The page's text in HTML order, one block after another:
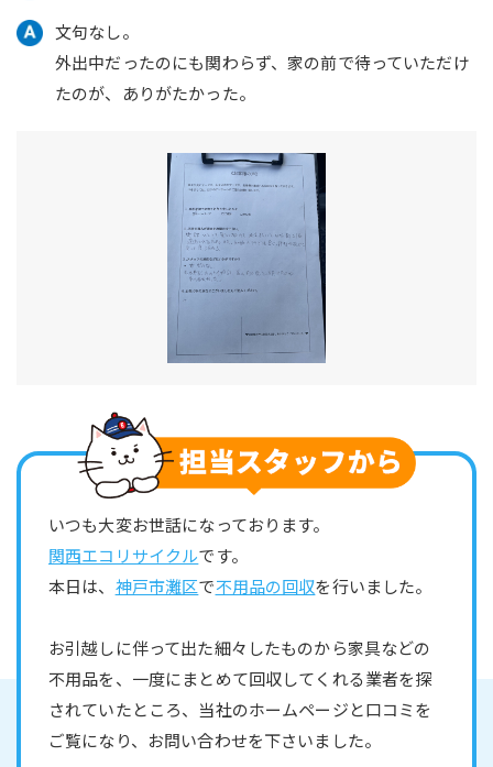
文句なし。
外出中だったのにも関わらず、家の前で待っていただけ
たのが、ありがたかった。
いつも大変お世話になっております。
関西エコリサイクルです。
本日は、 神戸市灘区で不用品の回収を行いました。
お引越しに伴って出た細々したものから家具などの
不用品を、一度にまとめて回収してくれる業者を探
されていたところ、当社のホームページと口コミを
ご覧になり、お問い合わせを下さいました。